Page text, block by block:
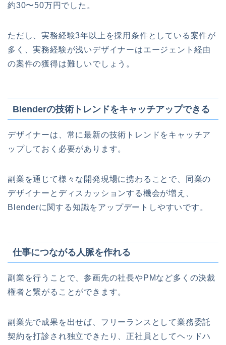
約30〜50万円でした。
ただし、実務経験3年以上を採用条件としている案件が
多く、実務経験が浅いデザイナーはエージェント経由
の案件の獲得は難しいでしょう。
Blenderの技術トレンドをキャッチアップできる
デザイナーは、常に最新の技術トレンドをキャッチア
ップしておく必要があります。
副業を通じて様々な開発現場に携わることで、同業の
デザイナーとディスカッションする機会が増え、
Blenderに関する知識をアップデートしやすいです。
仕事につながる人脈を作れる
副業を行うことで、参画先の社長やPMなど多くの決裁
権者と繋がることができます。
副業先で成果を出せば、フリーランスとして業務委託
契約を打診され独立できたり、正社員としてヘッドハ